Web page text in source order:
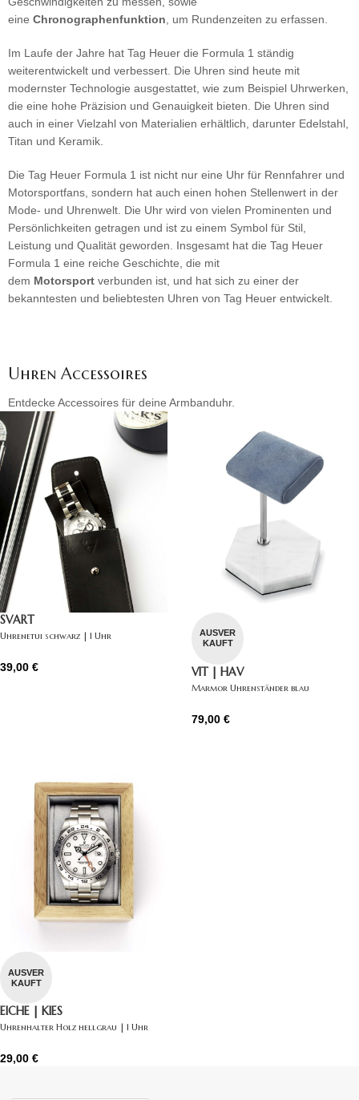
eine Chronographenfunktion , um Rundenzeiten zu erfassen.
Im Laufe der Jahre hat Tag Heuer die Formula 1 ständig
weiterentwickelt und verbessert. Die Uhren sind heute mit
modernster Technologie ausgestattet, wie zum Beispiel Uhrwerken,
die eine hohe Präzision und Genauigkeit bieten. Die Uhren sind
auch in einer Vielzahl von Materialien erhältlich, darunter Edelstahl,
Titan und Keramik.
Die Tag Heuer Formula 1 ist nicht nur eine Uhr für Rennfahrer und
Motorsportfans, sondern hat auch einen hohen Stellenwert in der
Mode- und Uhrenwelt. Die Uhr wird von vielen Prominenten und
Persönlichkeiten getragen und ist zu einem Symbol für Stil,
Leistung und Qualität geworden. Insgesamt hat die Tag Heuer
Formula 1 eine reiche Geschichte, die mit
dem Motorsport verbunden ist, und hat sich zu einer der
bekanntesten und beliebtesten Uhren von Tag Heuer entwickelt.
Uhren Accessoires
Entdecke Accessoires für deine Armbanduhr.
SVART
Uhrenetui schwarz | 1 Uhr
39,00 €
AUSVER
KAUFT
VIT | HAV
Marmor Uhrenständer blau
79,00 €
AUSVER
KAUFT
EICHE | KIES
Uhrenhalter Holz hellgrau | 1 Uhr
29,00 €